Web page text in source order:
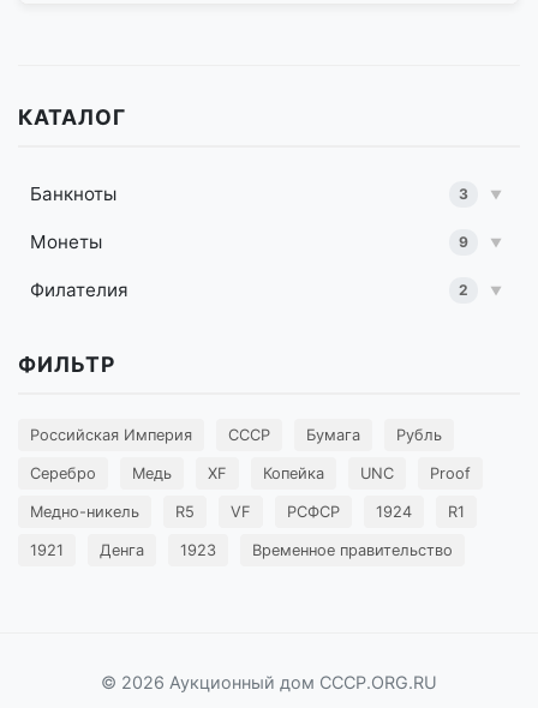
КАТАЛОГ
Банкноты 3 ▼
Монеты 9 ▼
Филателия 2 ▼
ФИЛЬТР
Российская Империя СССР Бумага Рубль
Серебро Медь XF Копейка UNC Proof
Медно-никель R5 VF РСФСР 1924 R1
1921 Денга 1923 Временное правительство
© 2026 Аукционный дом CCCP.ORG.RU